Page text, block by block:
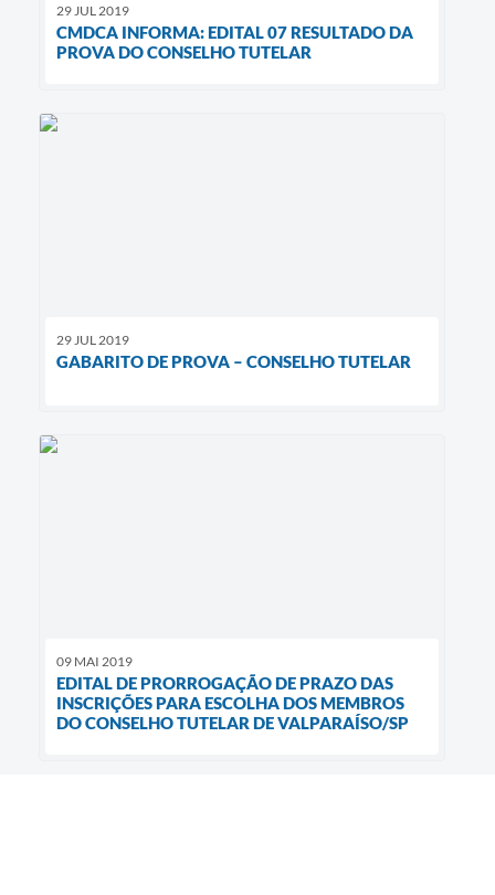
29 JUL 2019
CMDCA INFORMA: EDITAL 07 RESULTADO DA
PROVA DO CONSELHO TUTELAR
29 JUL 2019
GABARITO DE PROVA – CONSELHO TUTELAR
09 MAI 2019
EDITAL DE PRORROGAÇÃO DE PRAZO DAS
INSCRIÇÕES PARA ESCOLHA DOS MEMBROS
DO CONSELHO TUTELAR DE VALPARAÍSO/SP